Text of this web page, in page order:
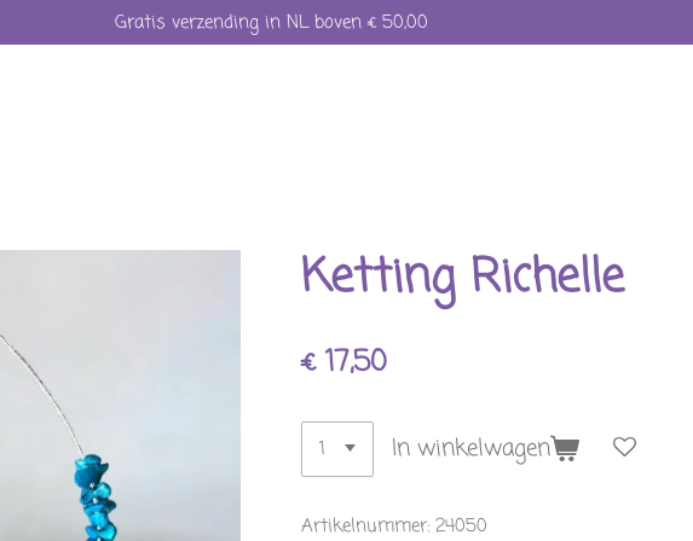
Gratis verzending in NL boven € 50,00
Ketting Richelle
€ 17,50
In winkelwagen
Artikelnummer: 24050